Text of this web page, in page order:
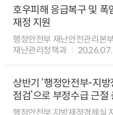
호우피해 응급복구 및
재정 지원
행정안전부 재난안전관리본
재난관리정책과
상반기 ‘행정안전부-지
점검’으로 부정수급 근절
행정안전부 지방재정경제실